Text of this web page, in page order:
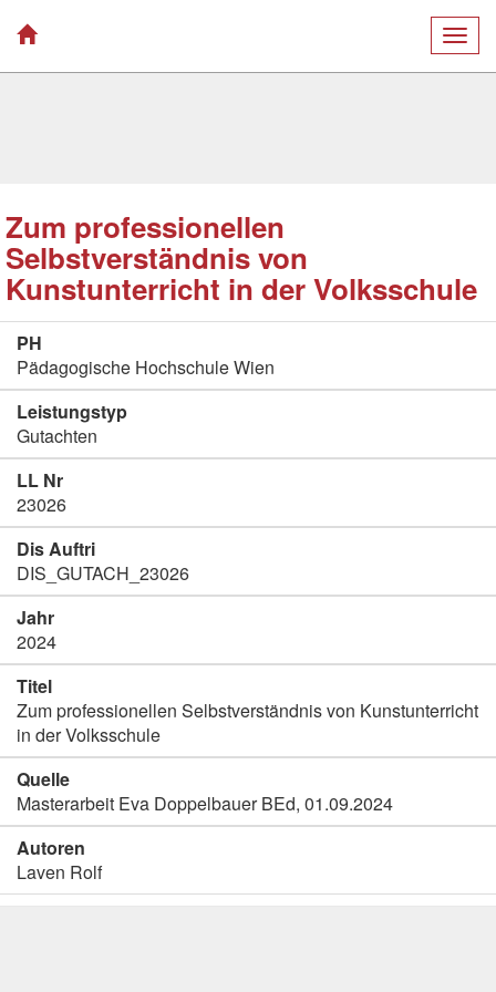
Zum professionellen
Selbstverständnis von
Kunstunterricht in der Volksschule
PH
Pädagogische Hochschule Wien
Leistungstyp
Gutachten
LL Nr
23026
Dis Auftri
DIS_GUTACH_23026
Jahr
2024
Titel
Zum professionellen Selbstverständnis von Kunstunterricht
in der Volksschule
Quelle
Masterarbeit Eva Doppelbauer BEd, 01.09.2024
Autoren
Laven Rolf